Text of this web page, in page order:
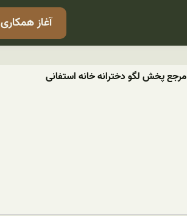
آغاز همکاری
مرجع پخش لگو دخترانه خانه استفانی